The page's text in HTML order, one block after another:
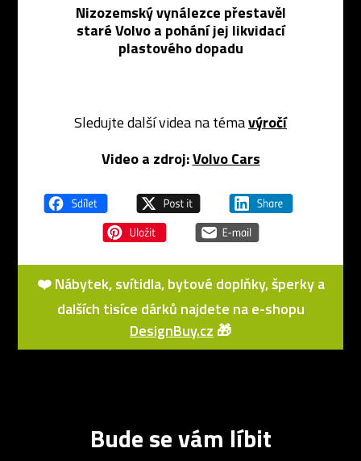
Nizozemský vynálezce přestavěl
staré Volvo a pohání jej likvidací
plastového dopadu
Sledujte další videa na témavýročí
Video a zdroj:Volvo Cars
❤️ Nábytek, svítidla, bytové doplňky, šperky a
dalších tisíce dárků najdete na e-shopu
DesignBuy.cz 🎁
Bude se vám líbit